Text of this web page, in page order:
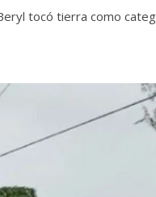
tocó tierra como